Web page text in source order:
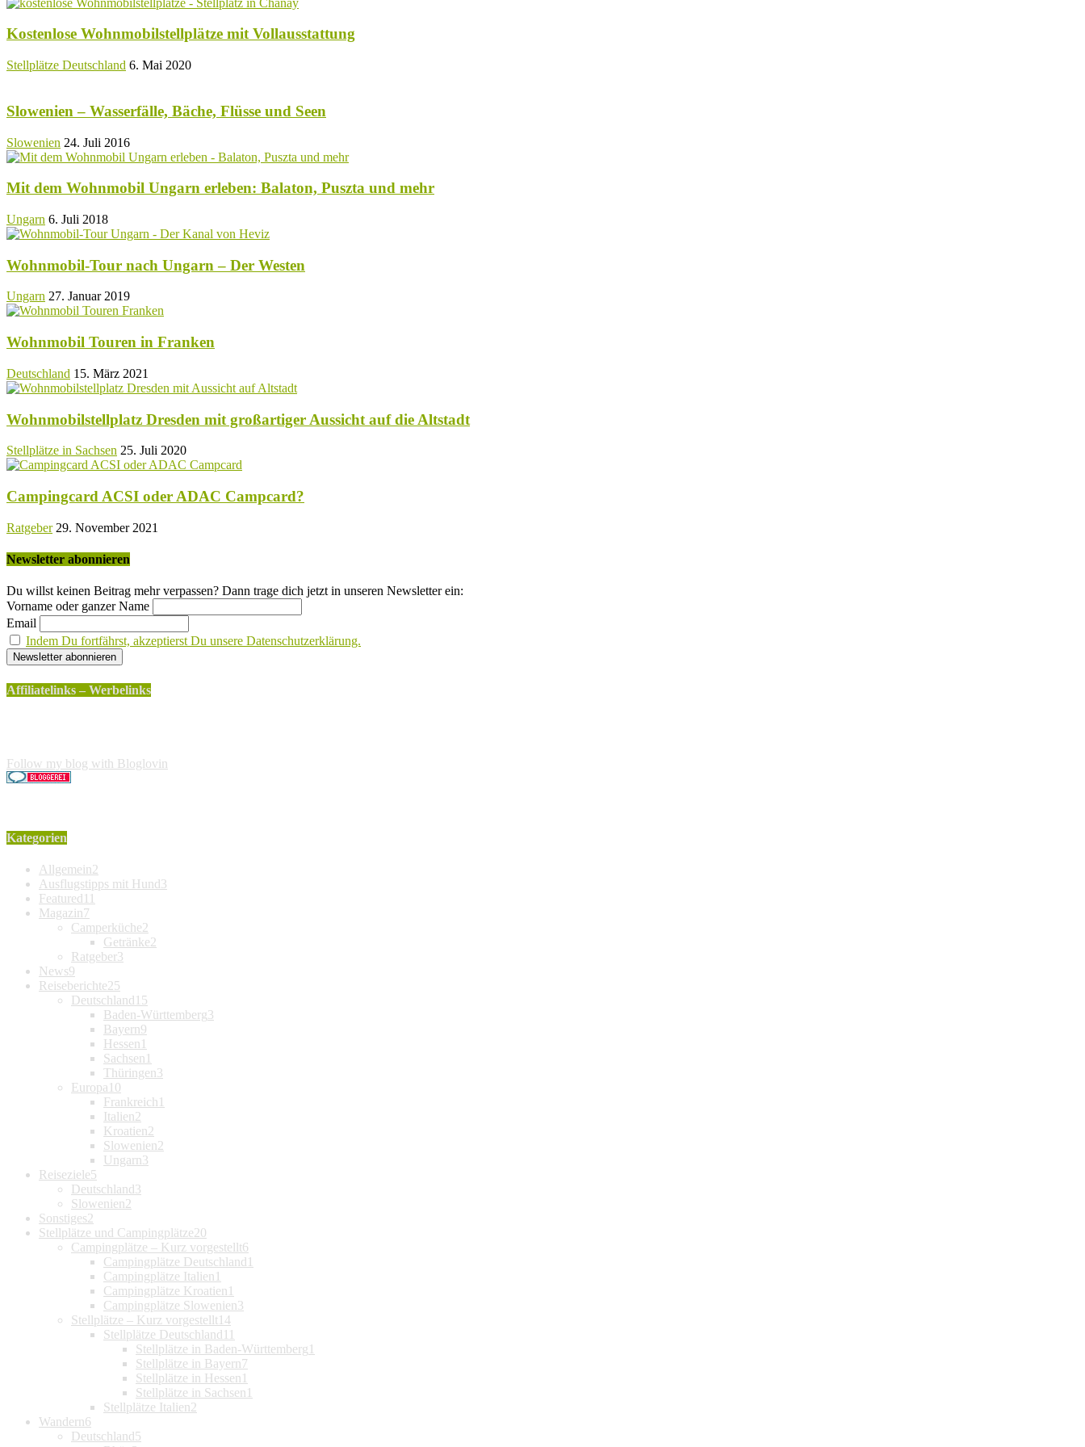
Kostenlose Wohnmobilstellplätze mit Vollausstattung
Stellplätze Deutschland 6. Mai 2020
Slowenien – Wasserfälle, Bäche, Flüsse und Seen
Slowenien 24. Juli 2016
Mit dem Wohnmobil Ungarn erleben: Balaton, Puszta und mehr
Ungarn 6. Juli 2018
Wohnmobil-Tour nach Ungarn – Der Westen
Ungarn 27. Januar 2019
Wohnmobil Touren in Franken
Deutschland 15. März 2021
Wohnmobilstellplatz Dresden mit großartiger Aussicht auf die Altstadt
Stellplätze in Sachsen 25. Juli 2020
Campingcard ACSI oder ADAC Campcard?
Ratgeber 29. November 2021
Newsletter abonnieren
Du willst keinen Beitrag mehr verpassen? Dann trage dich jetzt in unseren Newsletter ein:
Vorname oder ganzer Name
Email
Indem Du fortfährst, akzeptierst Du unsere Datenschutzerklärung.
Affiliatelinks – Werbelinks
Follow my blog with Bloglovin
Kategorien
Allgemein2
Ausflugstipps mit Hund3
Featured 11
Magazin7
Camperküche2
Getränke2
Ratgeber3
News9
Reiseberichte25
Deutschland 15
Baden-Württemberg3
Bayern9
Hessen 1
Sachsen 1
Thüringen3
Europa 10
Frankreich 1
Italien2
Kroatien2
Slowenien2
Ungarn3
Reiseziele5
Deutschland3
Slowenien2
Sonstiges2
Stellplätze und Campingplätze20
Campingplätze – Kurz vorgestellt6
Campingplätze Deutschland 1
Campingplätze Italien 1
Campingplätze Kroatien 1
Campingplätze Slowenien3
Stellplätze – Kurz vorgestellt 14
Stellplätze Deutschland 11
Stellplätze in Baden-Württemberg 1
Stellplätze in Bayern7
Stellplätze in Hessen 1
Stellplätze in Sachsen 1
Stellplätze Italien2
Wandern6
Deutschland5